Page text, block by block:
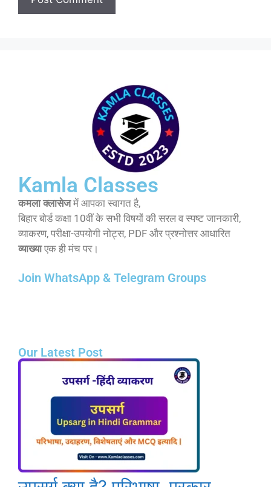
Kamla Classes
कमला क्लासेजमें आपका स्वागत है,
बिहार बोर्ड कक्षा 10वीं के सभी विषयों की सरल व स्पष्ट जानकारी,
व्याकरण, परीक्षा-उपयोगी नोट्स, PDF और प्रश्नोत्तर आधारित
व्याख्याएक ही मंच पर।
Join WhatsApp & Telegram Groups
Our Latest Post